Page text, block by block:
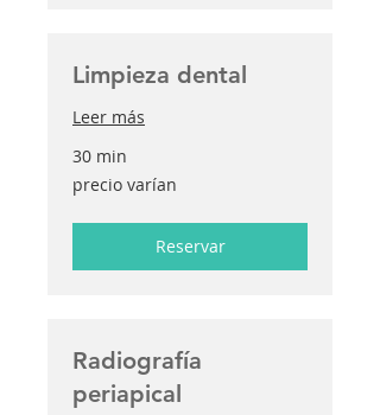
Limpieza dental
Leer más
30 min
varían
precio varían
Reservar
Radiografía
periapical